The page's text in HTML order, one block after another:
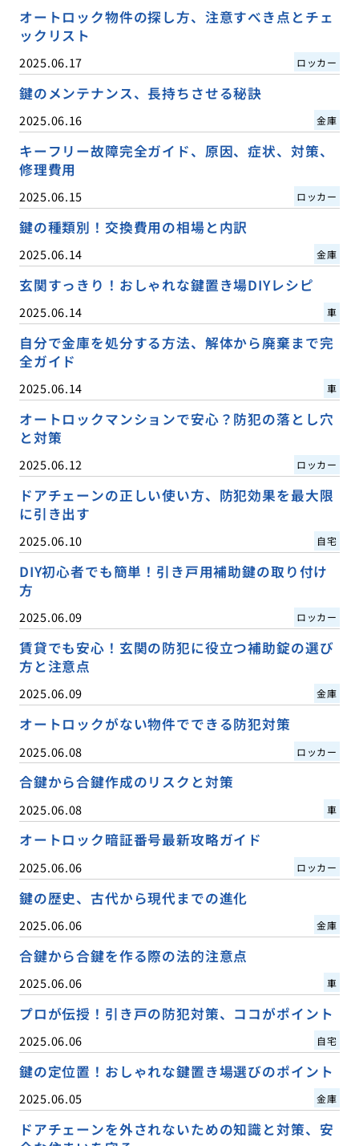
オートロック物件の探し方、注意すべき点とチェ
ックリスト
2025.06.17 ロッカー
鍵のメンテナンス、長持ちさせる秘訣
2025.06.16 金庫
キーフリー故障完全ガイド、原因、症状、対策、
修理費用
2025.06.15 ロッカー
鍵の種類別！交換費用の相場と内訳
2025.06.14 金庫
玄関すっきり！おしゃれな鍵置き場DIYレシピ
2025.06.14 車
自分で金庫を処分する方法、解体から廃棄まで完
全ガイド
2025.06.14 車
オートロックマンションで安心？防犯の落とし穴
と対策
2025.06.12 ロッカー
ドアチェーンの正しい使い方、防犯効果を最大限
に引き出す
2025.06.10 自宅
DIY初心者でも簡単！引き戸用補助鍵の取り付け
方
2025.06.09 ロッカー
賃貸でも安心！玄関の防犯に役立つ補助錠の選び
方と注意点
2025.06.09 金庫
オートロックがない物件でできる防犯対策
2025.06.08 ロッカー
合鍵から合鍵作成のリスクと対策
2025.06.08 車
オートロック暗証番号最新攻略ガイド
2025.06.06 ロッカー
鍵の歴史、古代から現代までの進化
2025.06.06 金庫
合鍵から合鍵を作る際の法的注意点
2025.06.06 車
プロが伝授！引き戸の防犯対策、ココがポイント
2025.06.06 自宅
鍵の定位置！おしゃれな鍵置き場選びのポイント
2025.06.05 金庫
ドアチェーンを外されないための知識と対策、安